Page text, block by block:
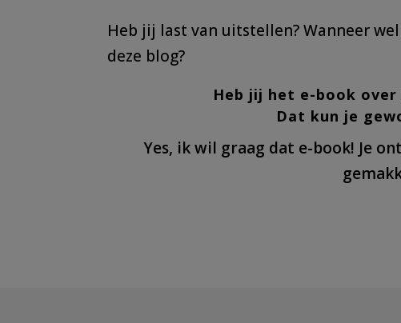
Heb jij last van uitstellen? Wanneer
deze blog?
Heb jij het e-book
Dat kun je
Yes, ik wil graag dat e-book! Je